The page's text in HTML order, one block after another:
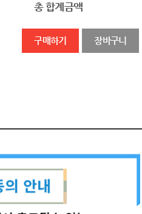
총 합계금액
구매하기 장바구니